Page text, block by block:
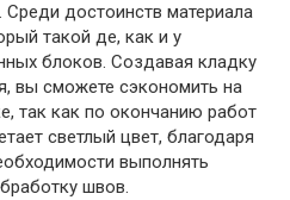
Среди достоинств материала
такой де, как и у
блоков. Создавая кладку
вы сможете сэкономить на
так как по окончанию работ
светлый цвет, благодаря
выполнять
швов.